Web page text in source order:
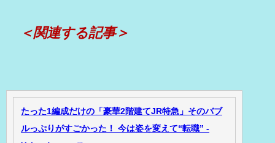
＜関連する記事＞
たった1編成だけの「豪華2階建てJR特急」そのバブ
ルっぷりがすごかった！ 今は姿を変えて“転職” -